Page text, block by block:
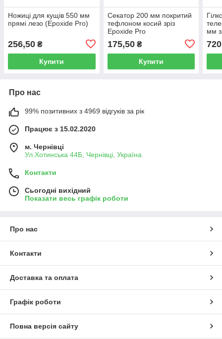
Ножиці для кущів 550 мм
прямі лезо (Epoxide Pro)
256,50 ₴
Купити
Секатор 200 мм покритий
тефлоном косий зріз
Epoxide Pro
175,50₴
Купити
мм
720
Про нас
99% позитивних з 4969 відгуків за рік
Працює з 15.02.2020
м. Чернівці
Ул.Хотинська 44Б, Чернівці, Україна
Контакти
Сьогодні вихідний
Показати весь графік роботи
Про нас
Контакти
Доставка та оплата
Графік роботи
Повна версія сайту